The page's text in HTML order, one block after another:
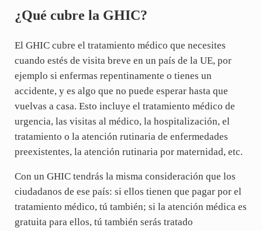
¿Qué cubre la GHIC?
El GHIC cubre el tratamiento médico que necesites
cuando estés de visita breve en un país de la UE, por
ejemplo si enfermas repentinamente o tienes un
accidente, y es algo que no puede esperar hasta que
vuelvas a casa. Esto incluye el tratamiento médico de
urgencia, las visitas al médico, la hospitalización, el
tratamiento o la atención rutinaria de enfermedades
preexistentes, la atención rutinaria por maternidad, etc.
Con un GHIC tendrás la misma consideración que los
ciudadanos de ese país: si ellos tienen que pagar por el
tratamiento médico, tú también; si la atención médica es
gratuita para ellos, tú también serás tratado